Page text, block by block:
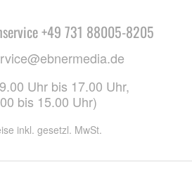
+49 731 88005-8205
Uhr bis 17.00 Uhr,
bis 15.00 Uhr)
inkl. gesetzl. MwSt.